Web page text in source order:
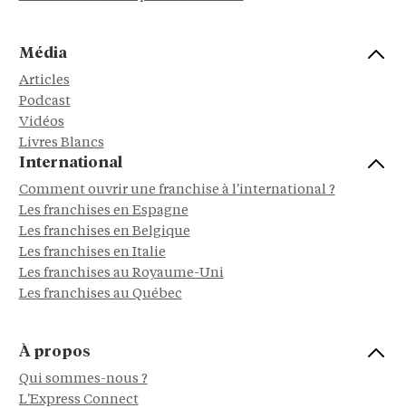
Média
Articles
Podcast
Vidéos
Livres Blancs
International
Comment ouvrir une franchise à l'international ?
Les franchises en Espagne
Les franchises en Belgique
Les franchises en Italie
Les franchises au Royaume-Uni
Les franchises au Québec
À propos
Qui sommes-nous ?
L'Express Connect